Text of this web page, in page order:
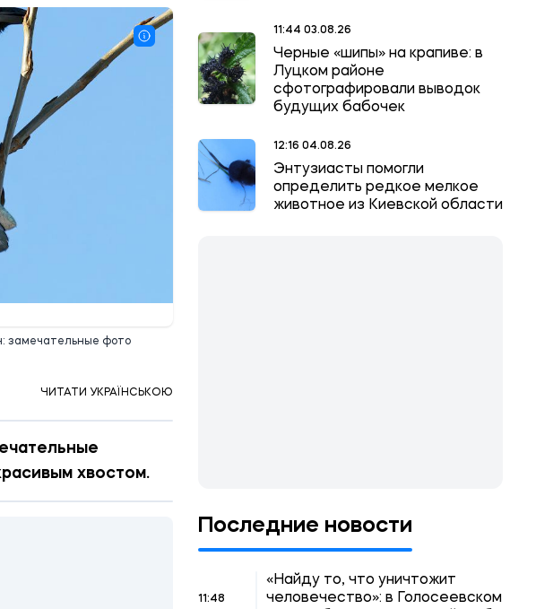
замечательные фото
ЧИТАТИ УКРАЇНСЬКОЮ
хвостом.
11:44 03.08.26
Черные «шипы» на крапиве: в
Луцком районе
сфотографировали выводок
будущих бабочек
12:16 04.08.26
Энтузиасты помогли
определить редкое мелкое
животное из Киевской области
Последние новости
11:48
«Найду то, что уничтожит
человечество»: в Голосеевском